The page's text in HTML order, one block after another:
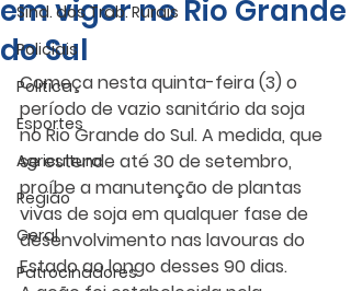
Sind. dos Trab. Rurais
Policiais
Politica
Esportes
Agricultura
Região
Geral
Patrocinadores
em vigor no Rio Grande
do Sul
Começa nesta quinta-feira (3) o
período de vazio sanitário da soja
no Rio Grande do Sul. A medida, que
se estende até 30 de setembro,
proíbe a manutenção de plantas
vivas de soja em qualquer fase de
desenvolvimento nas lavouras do
Estado ao longo desses 90 dias.